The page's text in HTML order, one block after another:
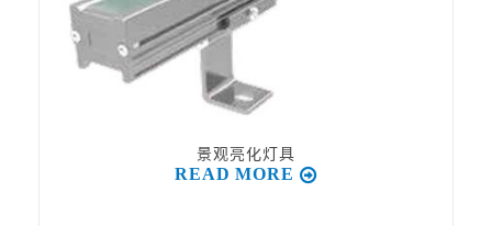
景观亮化灯具
READ MORE